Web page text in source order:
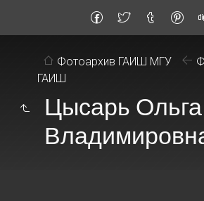
Фотоархив ГАИШ МГУ
ГАИШ
Цысарь Ольга